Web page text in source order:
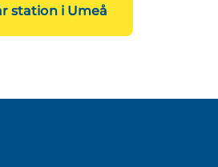
station i Umeå